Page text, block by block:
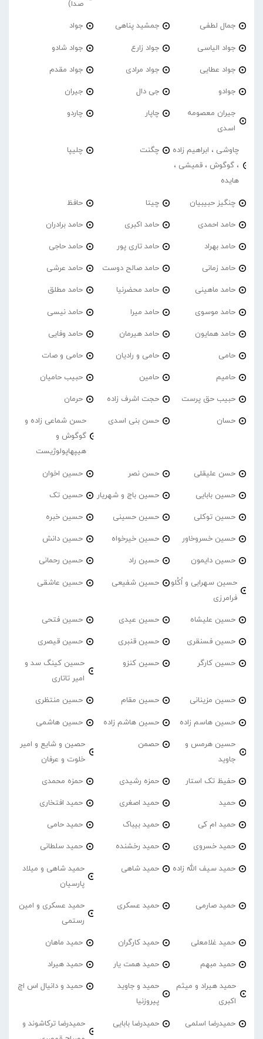
صدا)
جمال لطفی جمشید پناهی جواد
جواد الیاسی جواد زارع جواد شادو
جواد عطایی جواد مرادی جواد مقدم
جوادو جی دال جیران
جیران معصومه
اسدی
چاپار چاردو
چاوشی ، ابراهیم زاده
، گوگوش ، قمیشی ،
هایده
چگنت چلیپا
چنگیز حبیبیان چیتا حافظ
حامد احمدی حامد اکبری حامد برادران
حامد بهراد حامد تاری پور حامد حاجی
حامد زمانی حامد صالح دوست حامد عرشی
حامد ماهینی حامد محضرنیا حامد مطلق
حامد موسوی حامد میرا حامد نیسی
حامد همایون حامد هیرمان حامد وفایی
حامی حامی و رادیان حامی و صات
حامیم حامین حبیب حامیان
حبیب حق پرست حجت اشرف زاده حرمان
حسان حسن بنی اسدی
حسن شماعی زاده و
گوگوش و
هیپهاپولوژیست
حسن علیقلی حسن نصر حسین اخوان
حسین بابایی حسین باج و شهریار حسین تک
حسین توکلی حسین حسینی حسین خبره
حسین خسروخاور حسین خیرخواه حسین دانش
حسین دایمون حسین راد حسین رحمانی
حسین سهرابی و اُکُلو
فرامرزی
حسین شفیعی حسین عاشقی
حسین علیشاه حسین عیدی حسین فتحی
حسین فسنقری حسین قنبری حسین قیصری
حسین کارگر حسین کنزو
حسین کینگ سد و
امیر تاتاری
حسین مزینانی حسین مقام حسین منتظری
حسین هاسم زاده حسین هاشم زاده حسین هاشمی
حسین هرمس و
جاوید
حصمن
حصین و شایع و امیر
خلوت و عرفان
حفیظ تک استار حمزه رشیدی حمزه محمدی
حمید حمید اصغری حمید افتخاری
حمید ام کی حمید بیباک حمید حامی
حمید خسروی حمید رخشنده حمید سلطانی
حمید سیف الله زاده حمید شاهی
حمید شاهی و میلاد
پارسیان
حمید صارمی حمید عسکری
حمید عسکری و امین
رستمی
حمید غلامعلی حمید کارگران حمید ماهان
حمید مبهم حمید همت یار حمید هیراد
حمید هیراد و میثم
اکبری
حمید و جاوید
پیروزنیا
حمید و دانیال اس اچ
حمیدرضا اسلمی حمیدرضا بابایی
حمیدرضا ترکاشوند و